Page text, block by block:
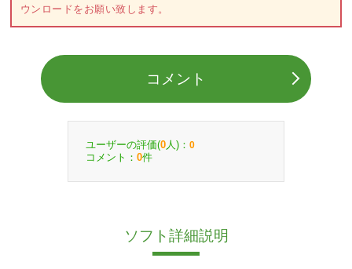
ウンロードをお願い致します。
コメント
ユーザーの評価(0 人)： 0
コメント： 0件
ソフト詳細説明